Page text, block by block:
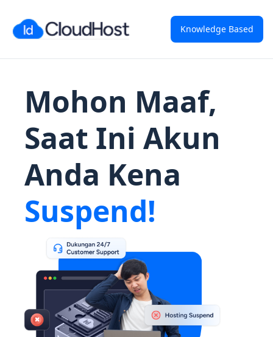
Knowledge Based
Mohon Maaf,
Saat Ini Akun
Anda Kena
Suspend!